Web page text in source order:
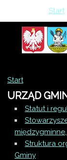
Start
Start
URZĄD
Statut i
Struktura
Gminy